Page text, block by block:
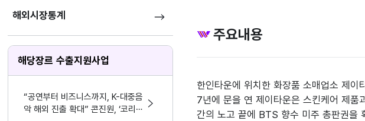
해외시장통계
해당장르 수출지원사업
“공연부터 비즈니스까지, K-대중음
악 해외 진출 확대” 콘진원, ‘코리
주요내용
한인타운에 위치한 화장품 소매업소 제
7년에 문을 연 제이타운은 스킨케어 제품
간의 노고 끝에 BTS 향수 미주 총판권을